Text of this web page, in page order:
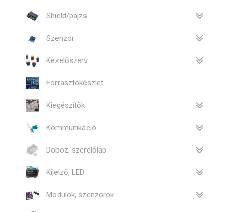
Shield/pajzs
Szenzor
Kezelőszerv
Forrasztókészlet
Kiegészítők
Kommunikáció
Doboz, szerelőlap
Kijelző, LED
Modulok, szenzorok